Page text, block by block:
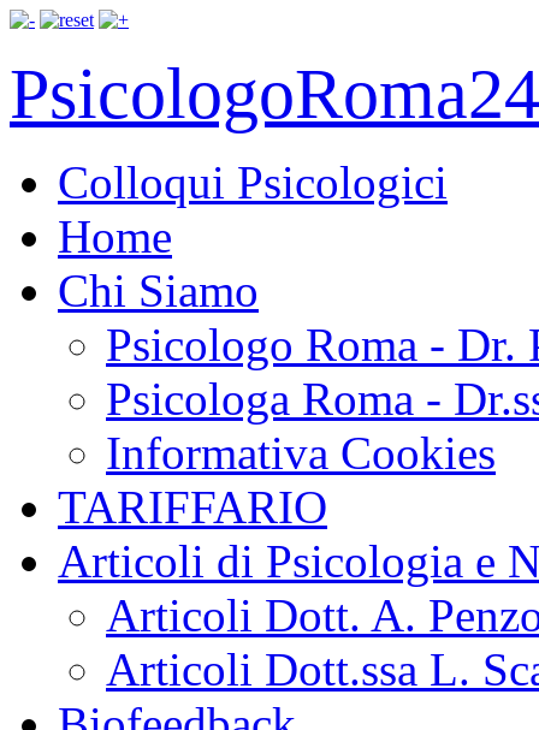
Colloqui Psicologici
Home
Chi Siamo
Psicologo Roma - Dr.
Psicologa Roma -
Informativa Cookies
TARIFFARIO
Articoli di Psicologia e
Articoli Dott. A.
Articoli Dott.ssa L.